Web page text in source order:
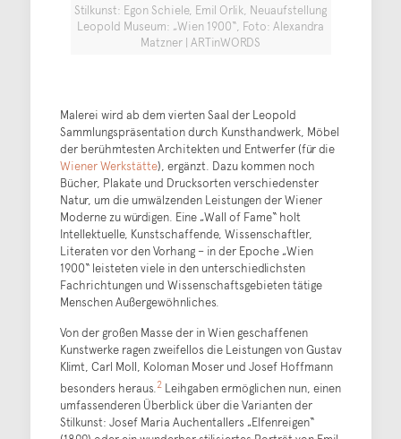
Stilkunst: Egon Schiele, Emil Orlik, Neuaufstellung
Leopold Museum: „Wien 1900“, Foto: Alexandra
Matzner | ARTinWORDS
Malerei wird ab dem vierten Saal der Leopold
Sammlungspräsentation durch Kunsthandwerk, Möbel
der berühmtesten Architekten und Entwerfer (für die
Wiener Werkstätte), ergänzt. Dazu kommen noch
Bücher, Plakate und Drucksorten verschiedenster
Natur, um die umwälzenden Leistungen der Wiener
Moderne zu würdigen. Eine „Wall of Fame“ holt
Intellektuelle, Kunstschaffende, Wissenschaftler,
Literaten vor den Vorhang – in der Epoche „Wien
1900“ leisteten viele in den unterschiedlichsten
Fachrichtungen und Wissenschaftsgebieten tätige
Menschen Außergewöhnliches.
Von der großen Masse der in Wien geschaffenen
Kunstwerke ragen zweifellos die Leistungen von Gustav
Klimt, Carl Moll, Koloman Moser und Josef Hoffmann
besonders heraus.2Leihgaben ermöglichen nun, einen
umfassenderen Überblick über die Varianten der
Stilkunst: Josef Maria Auchentallers „Elfenreigen“